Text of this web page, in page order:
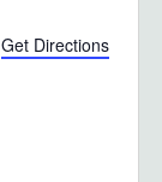
Get Directions